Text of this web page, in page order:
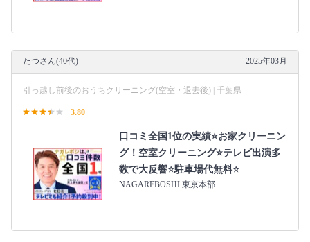
たつさん(40代) 2025年03月
引っ越し前後のおうちクリーニング(空室・退去後) | 千葉県
3.80
口コミ全国1位の実績⭐お家クリーニン
グ！空室クリーニング⭐テレビ出演多
数で大反響⭐駐車場代無料⭐
NAGAREBOSHI 東京本部